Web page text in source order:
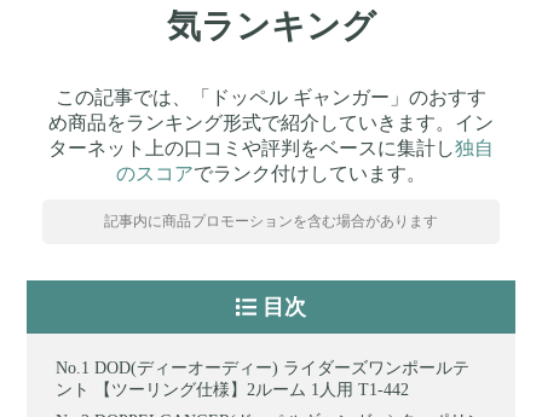
気ランキング
この記事では、「ドッペル ギャンガー」のおすす
め商品をランキング形式で紹介していきます。イン
ターネット上の口コミや評判をベースに集計し独自
のスコアでランク付けしています。
記事内に商品プロモーションを含む場合があります
目次
DOD(ディーオーディー) ライダーズワンポールテ
ント 【ツーリング仕様】2ルーム 1人用 T1-442